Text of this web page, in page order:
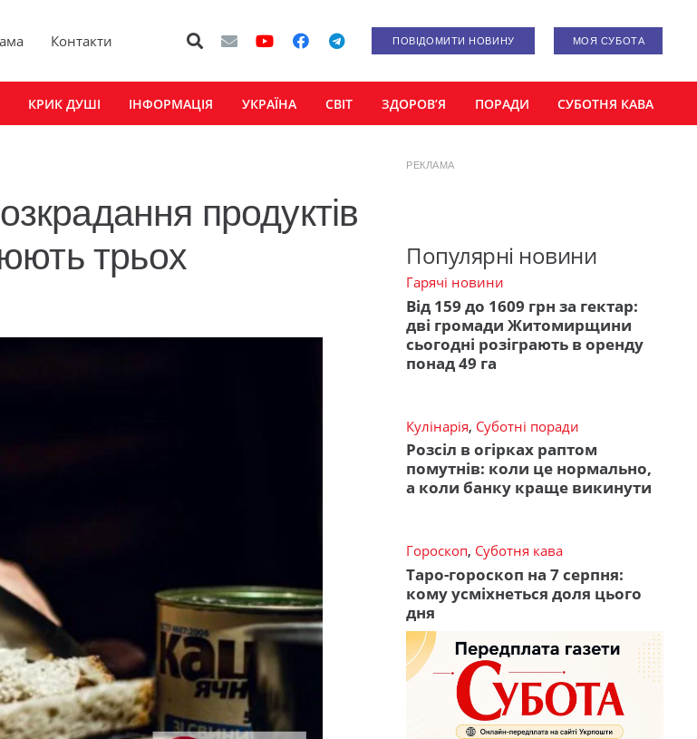
Контакти ПОВІДОМИТИ НОВИНУ МОЯ СУБОТА
КРИК ДУШІ ІНФОРМАЦІЯ УКРАЇНА СВІТ ЗДОРОВ’Я ПОРАДИ СУБОТНЯ КАВА
продуктів
трьох
РЕКЛАМА
Популярні новини
Гарячі новини
Від 159 до 1609 грн за гектар:
дві громади Житомирщини
сьогодні розіграють в оренду
понад 49 га
Кулінарія, Суботні поради
Розсіл в огірках раптом
помутнів: коли це нормально,
а коли банку краще викинути
Гороскоп, Суботня кава
Таро-гороскоп на 7 серпня:
кому усміхнеться доля цього
дня